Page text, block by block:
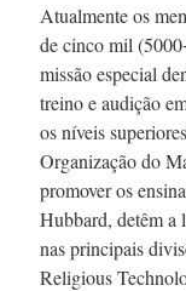
Atualmente os
de cinco mil
missão especial
treino e audição
os níveis
Organização do
promover os
Hubbard, detêm a
nas principais
Religious